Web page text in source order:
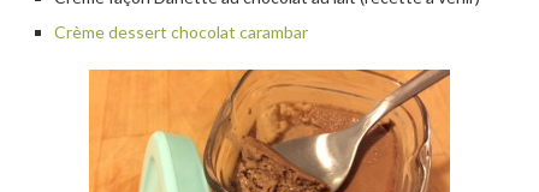
Crème dessert chocolat carambar